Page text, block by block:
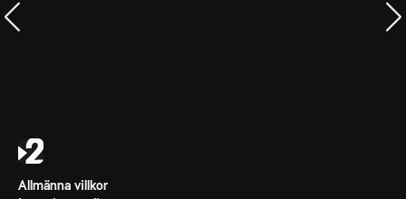
Allmänna villkor